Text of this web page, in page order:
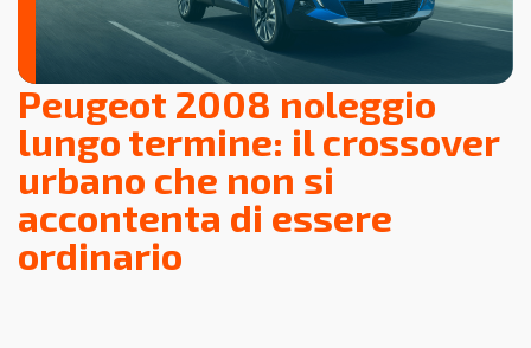
Peugeot 2008 noleggio
lungo termine: il crossover
urbano che non si
accontenta di essere
ordinario